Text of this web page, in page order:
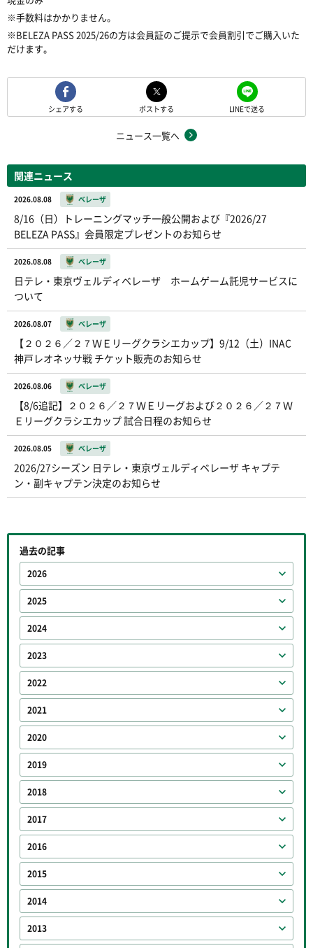
※手数料はかかりません。
※BELEZA PASS 2025/26の方は会員証のご提示で会員割引でご購入いた
だけます。
シェアする ポストする LINEで送る
ニュース一覧へ
関連ニュース
2026.08.08 ベレーザ
8/16（日）トレーニングマッチ一般公開および『2026/27
BELEZA PASS』会員限定プレゼントのお知らせ
2026.08.08 ベレーザ
日テレ・東京ヴェルディベレーザ ホームゲーム託児サービスに
ついて
2026.08.07 ベレーザ
【２０２６／２７ＷＥリーグクラシエカップ】9/12（土）INAC
神戸レオネッサ戦 チケット販売のお知らせ
2026.08.06 ベレーザ
【8/6追記】２０２６／２７ＷＥリーグおよび２０２６／２７Ｗ
Ｅリーグクラシエカップ 試合日程のお知らせ
2026.08.05 ベレーザ
2026/27シーズン 日テレ・東京ヴェルディベレーザ キャプテ
ン・副キャプテン決定のお知らせ
過去の記事
2026
2025
2024
2023
2022
2021
2020
2019
2018
2017
2016
2015
2014
2013